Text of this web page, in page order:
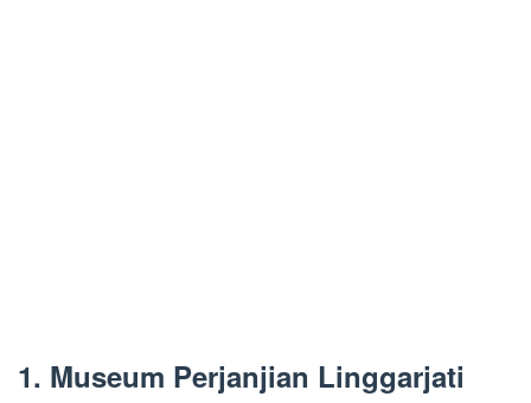
1. Museum Perjanjian Linggarjati